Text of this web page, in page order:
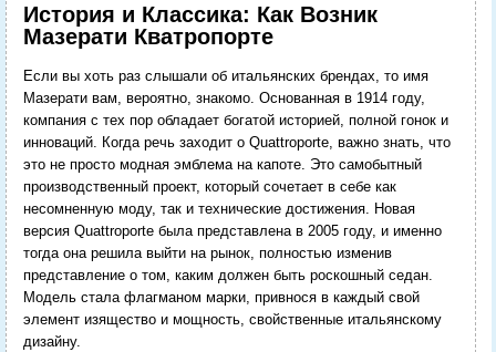
История и Классика: Как Возник
Мазерати Кватропорте
Если вы хоть раз слышали об итальянских брендах, то имя
Мазерати вам, вероятно, знакомо. Основанная в 1914 году,
компания с тех пор обладает богатой историей, полной гонок и
инноваций. Когда речь заходит о Quattroporte, важно знать, что
это не просто модная эмблема на капоте. Это самобытный
производственный проект, который сочетает в себе как
несомненную моду, так и технические достижения. Новая
версия Quattroporte была представлена в 2005 году, и именно
тогда она решила выйти на рынок, полностью изменив
представление о том, каким должен быть роскошный седан.
Модель стала флагманом марки, привнося в каждый свой
элемент изящество и мощность, свойственные итальянскому
дизайну.